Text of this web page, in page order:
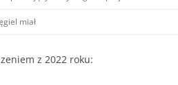
miał
z 2022 roku: